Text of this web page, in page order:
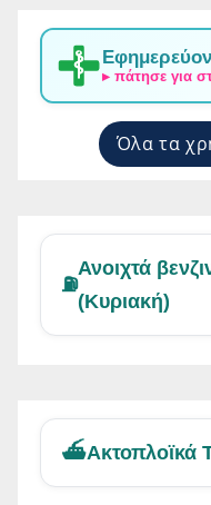
▸ πάτησε για
Όλα τα
⛽
Ανοιχτά
(Κυριακή)
⛴️Ακτοπλοϊκά